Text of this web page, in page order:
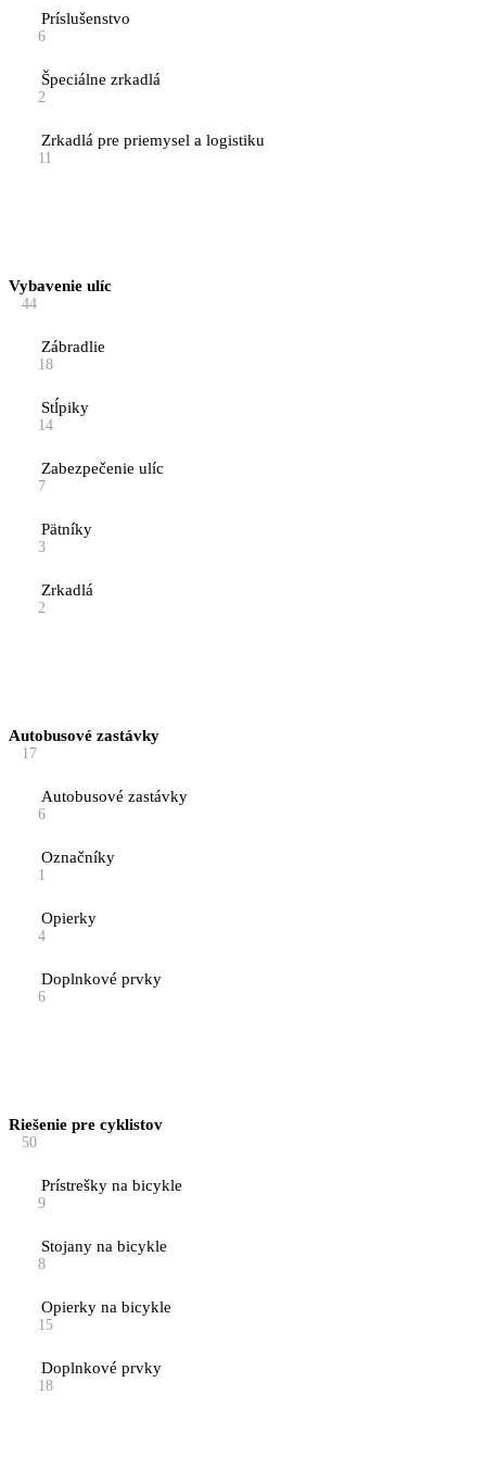
Príslušenstvo
6
Špeciálne zrkadlá
2
Zrkadlá pre priemysel a logistiku
11
Vybavenie ulíc
44
Zábradlie
18
Stĺpiky
14
Zabezpečenie ulíc
7
Pätníky
3
Zrkadlá
2
Autobusové zastávky
17
Autobusové zastávky
6
Označníky
1
Opierky
4
Doplnkové prvky
6
Riešenie pre cyklistov
50
Prístrešky na bicykle
9
Stojany na bicykle
8
Opierky na bicykle
15
Doplnkové prvky
18